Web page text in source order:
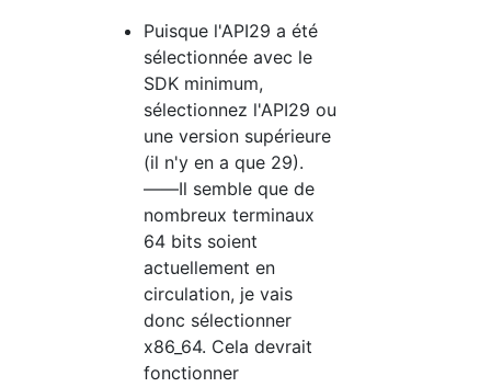
Puisque l'API29 a été
sélectionnée avec le
SDK minimum,
sélectionnez l'API29 ou
une version supérieure
(il n'y en a que 29).
――Il semble que de
nombreux terminaux
64 bits soient
actuellement en
circulation, je vais
donc sélectionner
x86_64. Cela devrait
fonctionner